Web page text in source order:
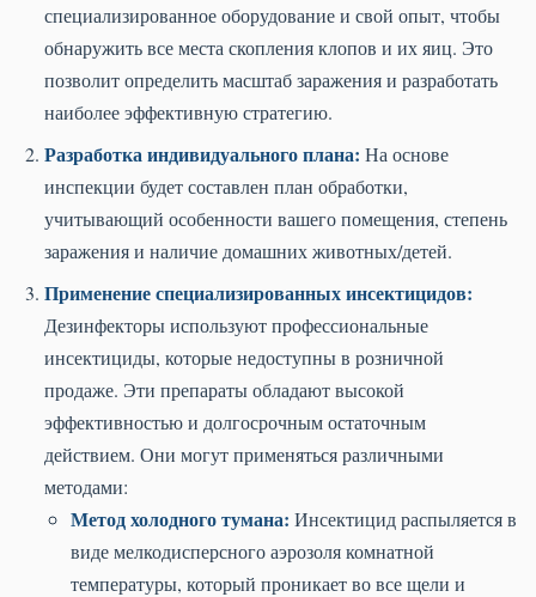
специализированное оборудование и свой опыт, чтобы
обнаружить все места скопления клопов и их яиц. Это
позволит определить масштаб заражения и разработать
наиболее эффективную стратегию.
Разработка индивидуального плана: На основе
инспекции будет составлен план обработки,
учитывающий особенности вашего помещения, степень
заражения и наличие домашних животных/детей.
Применение специализированных инсектицидов:
Дезинфекторы используют профессиональные
инсектициды, которые недоступны в розничной
продаже. Эти препараты обладают высокой
эффективностью и долгосрочным остаточным
действием. Они могут применяться различными
методами:
Метод холодного тумана: Инсектицид распыляется в
виде мелкодисперсного аэрозоля комнатной
температуры, который проникает во все щели и